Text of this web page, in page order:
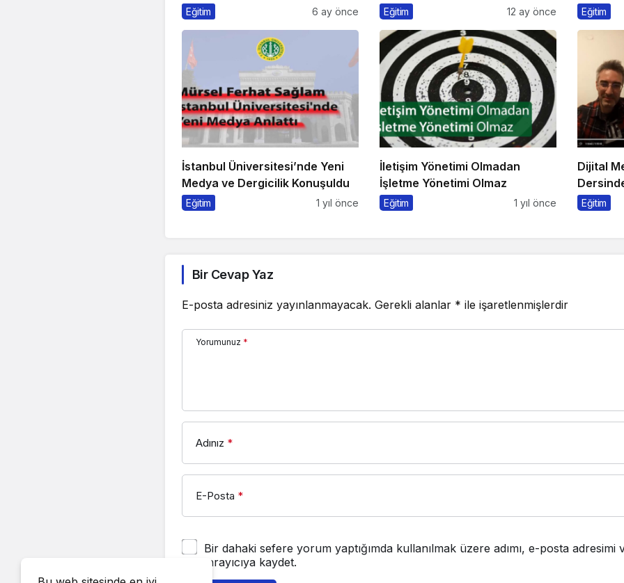
Sahne Alıyor!
Eğitim 6 ay önce
da Değişiyor
Eğitim 12 ay önce
Bir
Eğitim
İstanbul Üniversitesi’nde Yeni
Medya ve Dergicilik Konuşuldu
Eğitim 1 yıl önce
İletişim Yönetimi Olmadan
İşletme Yönetimi Olmaz
Eğitim 1 yıl önce
Dijital
Eğitim
Bir Cevap Yaz
E-posta adresiniz yayınlanmayacak. Gerekli alanlar * ile işaretlenmişlerdir
Yorumunuz *
Adınız *
E-Posta *
Bir dahaki sefere yorum yaptığımda kullanılmak üzere adımı, e-posta
tarayıcıya kaydet.